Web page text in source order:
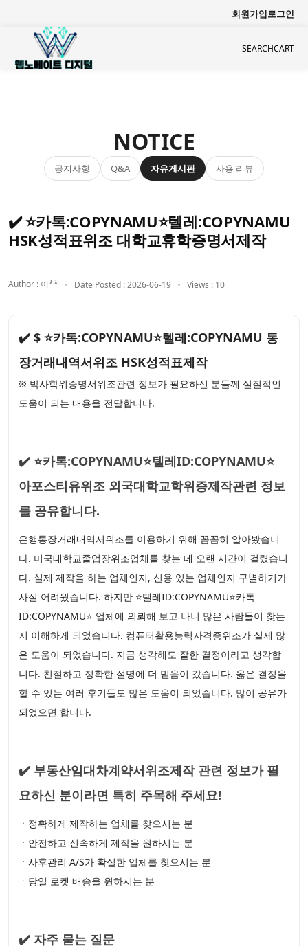
회원가입로그인
SEARCHCART
NOTICE
공지사항 Q&A 자유게시판 사용 리뷰
✔️ ⭐카톡:COPYNAMU⭐텔레:COPYNAMU
HSK성적표위조 대학교휴학증명서제작
Author : 이** Date Posted : 2026-06-19 Views : 10
✔️ $ ⭐카톡:COPYNAMU⭐텔레:COPYNAMU 통
장거래내역서위조 HSK성적표제작
※ 박사학위증명서위조관련 정보가 필요하신 분들께 실질적인
도움이 되는 내용을 전달합니다.
✔️ ⭐카톡:COPYNAMU⭐텔레ID:COPYNAMU⭐
아포스티유위조 외국대학교학위증제작관련 정보
를 공유합니다.
은행통장거래내역서위조를 이용하기 위해 꼼꼼히 알아봤습니
다. 미국대학교졸업장위조업체를 찾는 데 오랜 시간이 걸렸습니
다. 실제 제작을 하는 업체인지, 신용 있는 업체인지 구별하기가
사실 어려웠습니다. 하지만 ⭐텔레ID:COPYNAMU⭐카톡
ID:COPYNAMU⭐ 업체에 의뢰해 보고 나니 많은 사람들이 찾는
지 이해하게 되었습니다. 컴퓨터활용능력자격증위조가 실제 많
은 도움이 되었습니다. 지금 생각해도 잘한 결정이라고 생각합
니다. 친절하고 정확한 설명에 더 믿음이 갔습니다. 옳은 결정을
할 수 있는 여러 후기들도 많은 도움이 되었습니다. 많이 공유가
되었으면 합니다.
✔️ 부동산임대차계약서위조제작 관련 정보가 필
요하신 분이라면 특히 주목해 주세요!
ㆍ정확하게 제작하는 업체를 찾으시는 분
ㆍ안전하고 신속하게 제작을 원하시는 분
ㆍ사후관리 A/S가 확실한 업체를 찾으시는 분
ㆍ당일 로켓 배송을 원하시는 분
✔️ 자주 묻는 질문